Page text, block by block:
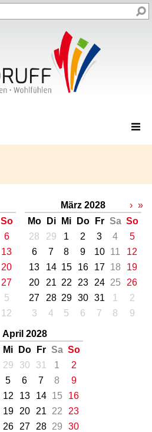
So
6
13
20
27
5
12
März 2028
Mo
Di Mi Do Fr Sa So
28
29 1 2 3 4
5
6
7 8 9 10 11
12
13
14 15 16 17 18
19
20
21 22 23 24 25
26
27
28 29 30 31 1
2
3
4 5 6 7 8 9
April 2028
Mi Do Fr Sa So
29 30 31 1
2
5 6 7 8
9
12 13 14 15
16
19 20 21 22
23
26 27 28 29
30
› »